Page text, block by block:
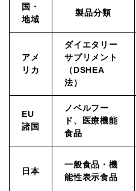
国・
地域
製品分類
アメ
リカ
ダイエタリー
サプリメント
（DSHEA
法）
EU
諸国
ノベルフー
ド、医療機能
食品
日本
一般食品・機
能性表示食品